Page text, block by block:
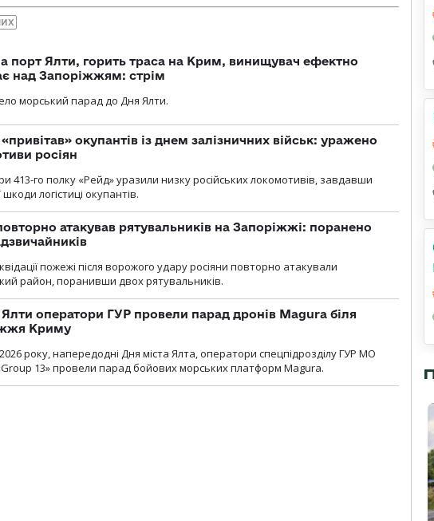
порт Ялти, горить траса на Крим, винищувач ефектно
над Запоріжжям: стрім
морський парад до Дня Ялти.
окупантів із днем залізничних військ: уражено
росіян
413-го полку «Рейд» уразили низку російських локомотивів, завдавши
шкоди логістиці окупантів.
атакував рятувальників на Запоріжжі: поранено
пожежі після ворожого удару росіяни повторно атакували
район, поранивши двох рятувальників.
оператори ГУР провели парад дронів Magura біля
Криму
року, напередодні Дня міста Ялта, оператори спецпідрозділу ГУР МО
13» провели парад бойових морських платформ Magura.